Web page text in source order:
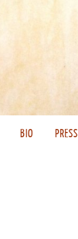
BIO PRESS